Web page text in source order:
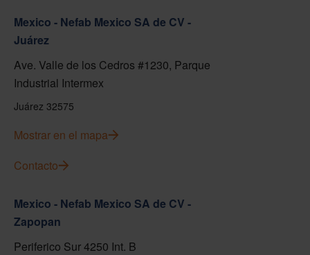
Mexico - Nefab Mexico SA de CV -
Juárez
Ave. Valle de los Cedros #1230, Parque
Industrial Intermex
Juárez 32575
Mostrar en el mapa
Contacto
Mexico - Nefab Mexico SA de CV -
Zapopan
Periferico Sur 4250 Int. B